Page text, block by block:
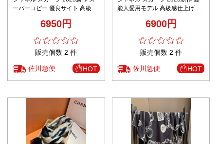
ーパーコピー 優良サイト 高級感
数量限定入荷6950円
販売個数 2 件
佐川急便 HOT
能人愛用モデル 高級感仕上げ 快
う 数量限定入荷6900円
販売個数 2 件
佐川急便 HOT